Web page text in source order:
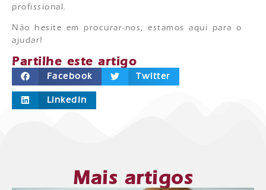
profissional.
Não hesite em procurar-nos, estamos aqui para o
ajudar!
Partilhe este artigo
Facebook Twitter
LinkedIn
Mais artigos